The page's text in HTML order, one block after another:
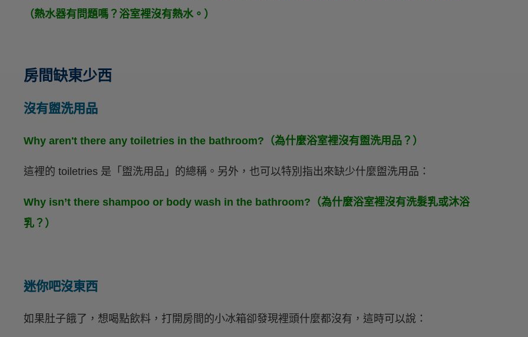
（熱水器有問題嗎？浴室裡沒有熱水。）
房間缺東少西
沒有盥洗用品
Why aren't there any toiletries in the bathroom?（為什麼浴室裡沒有盥洗用品？）
這裡的 toiletries 是「盥洗用品」的總稱。另外，也可以特別指出來缺少什麼盥洗用品：
Why isn’t there shampoo or body wash in the bathroom?（為什麼浴室裡沒有洗髮乳或沐浴
乳？）
迷你吧沒東西
如果肚子餓了，想喝點飲料，打開房間的小冰箱卻發現裡頭什麼都沒有，這時可以說：